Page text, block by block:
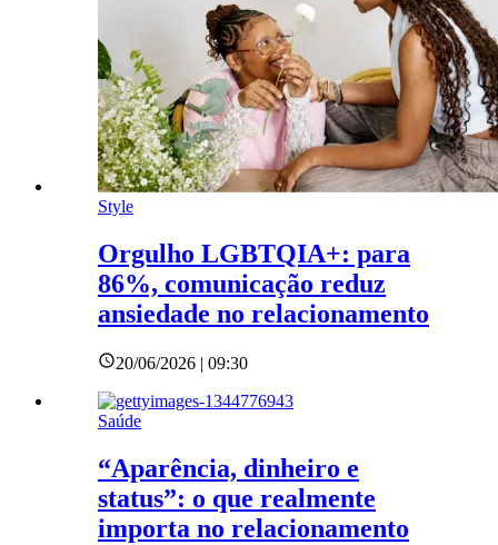
Style
Orgulho LGBTQIA+: para
86%, comunicação reduz
ansiedade no relacionamento
20/06/2026 | 09:30
Saúde
“Aparência, dinheiro e
status”: o que realmente
importa no relacionamento